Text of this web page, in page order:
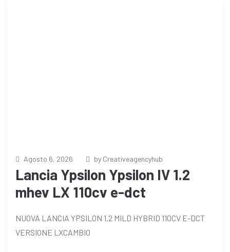
Agosto 6, 2026 by Creativeagencyhub
Lancia Ypsilon Ypsilon IV 1.2
mhev LX 110cv e-dct
NUOVA LANCIA YPSILON 1,2 MILD HYBRID 110CV E-DCT
VERSIONE LXCAMBIO